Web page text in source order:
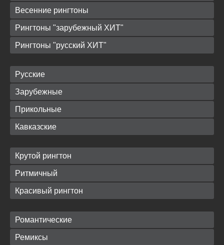
Весенние рингтоны
Рингтоны "зарубежный ХИТ"
Рингтоны "русский ХИТ"
Русские
Зарубежные
Прикольные
Кавказские
Крутой рингтон
Ритмичный
Красивый рингтон
Романтические
Ремиксы